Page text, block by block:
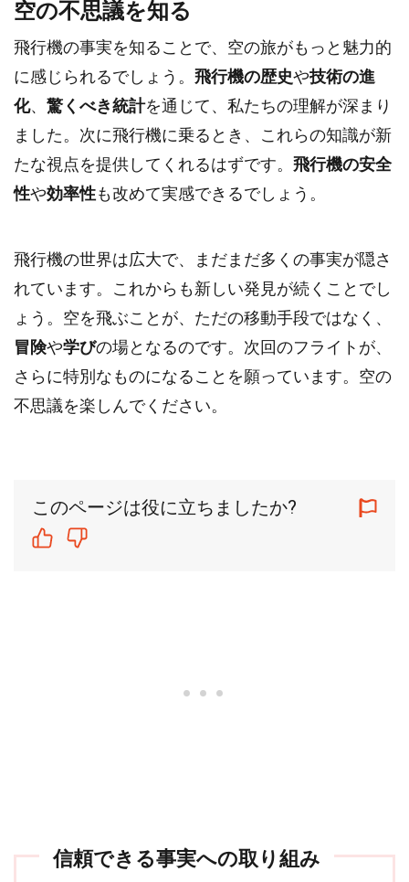
空の不思議を知る
飛行機の事実を知ることで、空の旅がもっと魅力的
に感じられるでしょう。 飛行機の歴史や技術の進
化、 驚くべき統計を通じて、私たちの理解が深まり
ました。次に飛行機に乗るとき、これらの知識が新
たな視点を提供してくれるはずです。 飛行機の安全
性や効率性も改めて実感できるでしょう。
飛行機の世界は広大で、まだまだ多くの事実が隠さ
れています。これからも新しい発見が続くことでし
ょう。空を飛ぶことが、ただの移動手段ではなく、
冒険や学びの場となるのです。次回のフライトが、
さらに特別なものになることを願っています。空の
不思議を楽しんでください。
このページは役に立ちましたか?
信頼できる事実への取り組み